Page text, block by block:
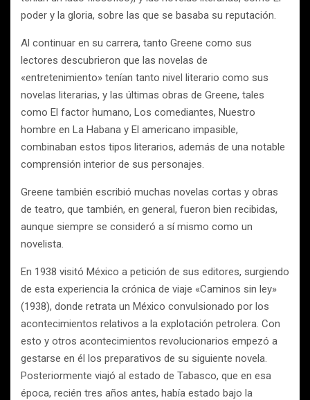
poder y la gloria, sobre las que se basaba su reputación.
Al continuar en su carrera, tanto Greene como sus
lectores descubrieron que las novelas de
«entretenimiento» tenían tanto nivel literario como sus
novelas literarias, y las últimas obras de Greene, tales
como El factor humano, Los comediantes, Nuestro
hombre en La Habana y El americano impasible,
combinaban estos tipos literarios, además de una notable
comprensión interior de sus personajes.
Greene también escribió muchas novelas cortas y obras
de teatro, que también, en general, fueron bien recibidas,
aunque siempre se consideró a sí mismo como un
novelista.
En 1938 visitó México a petición de sus editores, surgiendo
de esta experiencia la crónica de viaje «Caminos sin ley»
(1938), donde retrata un México convulsionado por los
acontecimientos relativos a la explotación petrolera. Con
esto y otros acontecimientos revolucionarios empezó a
gestarse en él los preparativos de su siguiente novela.
Posteriormente viajó al estado de Tabasco, que en esa
época, recién tres años antes, había estado bajo la